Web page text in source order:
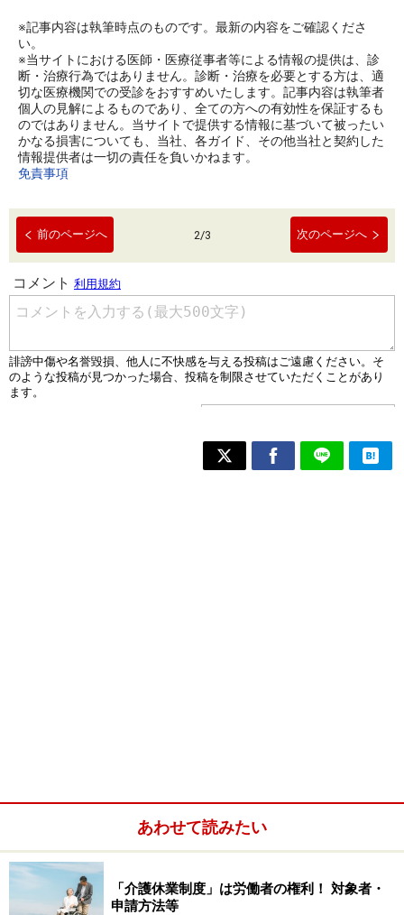
※記事内容は執筆時点のものです。最新の内容をご確認くださ
い。
※当サイトにおける医師・医療従事者等による情報の提供は、診
断・治療行為ではありません。診断・治療を必要とする方は、適
切な医療機関での受診をおすすめいたします。記事内容は執筆者
個人の見解によるものであり、全ての方への有効性を保証するも
のではありません。当サイトで提供する情報に基づいて被ったい
かなる損害についても、当社、各ガイド、その他当社と契約した
情報提供者は一切の責任を負いかねます。
免責事項
前のページへ 2/3 次のページへ
あわせて読みたい
「介護休業制度」は労働者の権利！ 対象者・
申請方法等